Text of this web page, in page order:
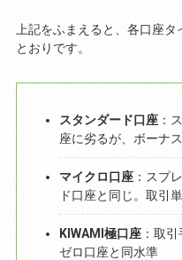
上記をふまえると、各口座
とおりです。
スタンダード口座：
座に劣るが、ボーナ
マイクロ口座：スプ
ド口座と同じ。取引
KIWAMI極口座：取引
ゼロ口座と同水準